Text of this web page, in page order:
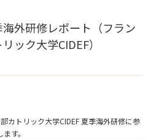
外研修レポート（フラン
ック大学CIDEF）
カトリック大学CIDEF 夏季海外研修に参
す。